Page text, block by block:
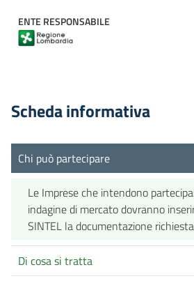
ENTE RESPONSABILE
Scheda informativa
Chi può partecipare
Le Imprese che intendono
indagine di mercato dovranno
SINTEL la documentazione
Di cosa si tratta